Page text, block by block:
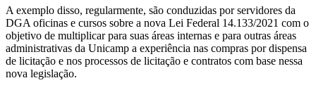
A exemplo disso, regularmente, são conduzidas por servidores da
DGA oficinas e cursos sobre a nova Lei Federal 14.133/2021 com o
objetivo de multiplicar para suas áreas internas e para outras áreas
administrativas da Unicamp a experiência nas compras por dispensa
de licitação e nos processos de licitação e contratos com base nessa
nova legislação.